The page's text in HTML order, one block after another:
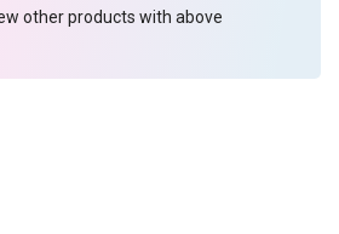
other products with above